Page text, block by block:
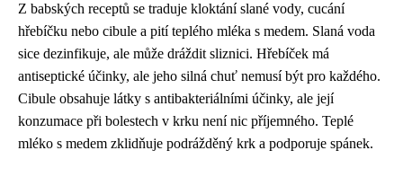
Z babských receptů se traduje kloktání slané vody, cucání
hřebíčku nebo cibule a pití teplého mléka s medem. Slaná voda
sice dezinfikuje, ale může dráždit sliznici. Hřebíček má
antiseptické účinky, ale jeho silná chuť nemusí být pro každého.
Cibule obsahuje látky s antibakteriálními účinky, ale její
konzumace při bolestech v krku není nic příjemného. Teplé
mléko s medem zklidňuje podrážděný krk a podporuje spánek.